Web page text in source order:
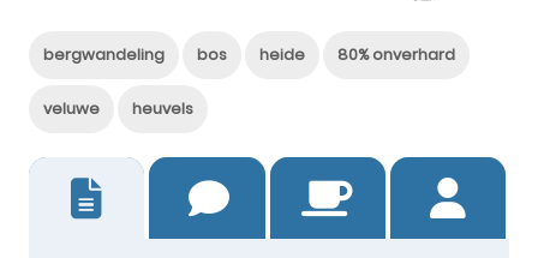
bergwandeling bos heide 80% onverhard
veluwe heuvels